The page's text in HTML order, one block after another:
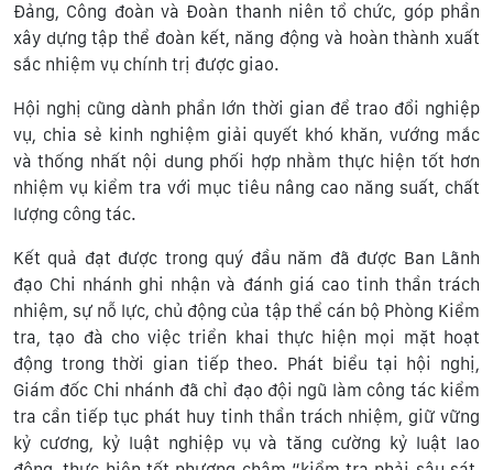
Đảng, Công đoàn và Đoàn thanh niên tổ chức, góp phần
xây dựng tập thể đoàn kết, năng động và hoàn thành xuất
sắc nhiệm vụ chính trị được giao.
Hội nghị cũng dành phần lớn thời gian để trao đổi nghiệp
vụ, chia sẻ kinh nghiệm giải quyết khó khăn, vướng mắc
và thống nhất nội dung phối hợp nhằm thực hiện tốt hơn
nhiệm vụ kiểm tra với mục tiêu nâng cao năng suất, chất
lượng công tác.
Kết quả đạt được trong quý đầu năm đã được Ban Lãnh
đạo Chi nhánh ghi nhận và đánh giá cao tinh thần trách
nhiệm, sự nỗ lực, chủ động của tập thể cán bộ Phòng Kiểm
tra, tạo đà cho việc triển khai thực hiện mọi mặt hoạt
động trong thời gian tiếp theo. Phát biểu tại hội nghị,
Giám đốc Chi nhánh đã chỉ đạo đội ngũ làm công tác kiểm
tra cần tiếp tục phát huy tinh thần trách nhiệm, giữ vững
kỷ cương, kỷ luật nghiệp vụ và tăng cường kỷ luật lao